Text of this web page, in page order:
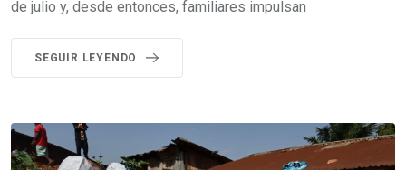
de julio y, desde entonces, familiares impulsan
SEGUIR LEYENDO